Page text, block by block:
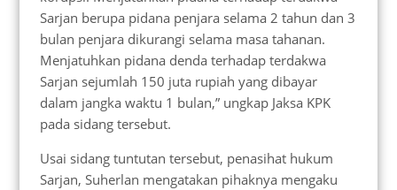
Sarjan berupa pidana penjara selama 2 tahun dan 3
bulan penjara dikurangi selama masa tahanan.
Menjatuhkan pidana denda terhadap terdakwa
Sarjan sejumlah 150 juta rupiah yang dibayar
dalam jangka waktu 1 bulan,” ungkap Jaksa KPK
pada sidang tersebut.
Usai sidang tuntutan tersebut, penasihat hukum
Sarjan, Suherlan mengatakan pihaknya mengaku